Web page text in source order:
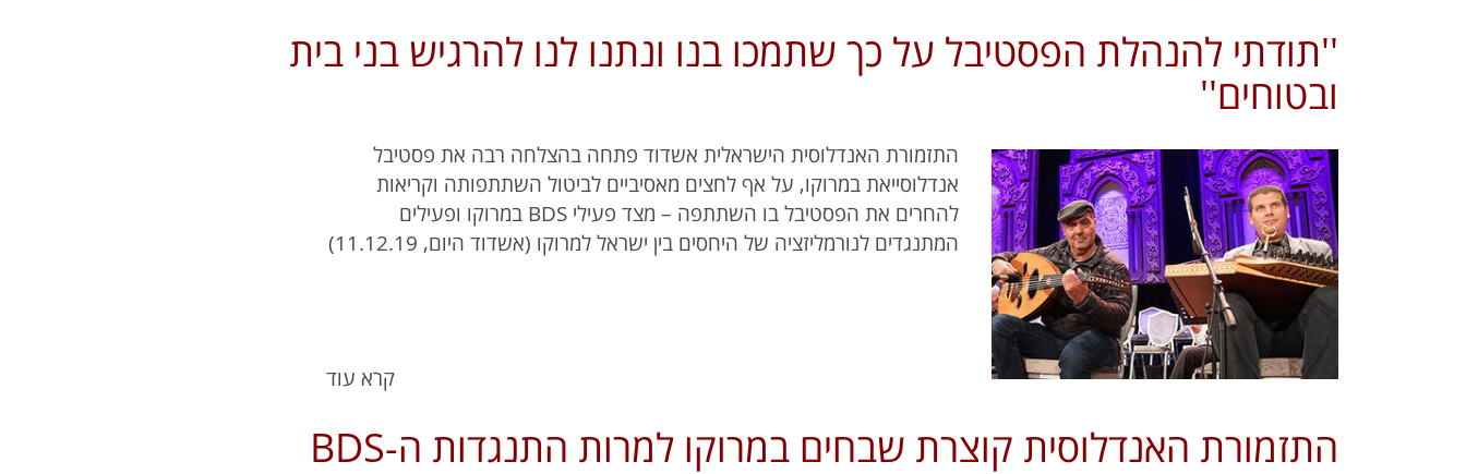
''תודתי להנהלת הפסטיבל על כך שתמכו בנו ונתנו לנו להרגיש בני בית
ובטוחים''
התזמורת האנדלוסית הישראלית אשדוד פתחה בהצלחה רבה את פסטיבל
אנדלוסייאת במרוקו, על אף לחצים מאסיביים לביטול השתתפותה וקריאות
להחרים את הפסטיבל בו השתתפה – מצד פעילי BDS במרוקו ופעילים
המתנגדים לנורמליזציה של היחסים בין ישראל למרוקו (אשדוד היום, 11.12.19)
קרא עוד
התזמורת האנדלוסית קוצרת שבחים במרוקו למרות התנגדות ה-BDS